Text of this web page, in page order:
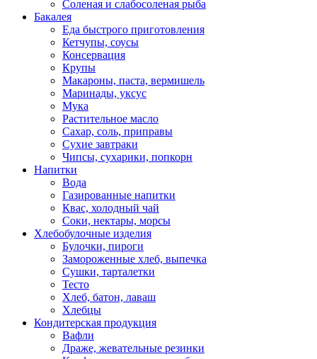
Соленая и слабосоленая рыба
Бакалея
Еда быстрого приготовления
Кетчупы, соусы
Консервация
Крупы
Макароны, паста, вермишель
Маринады, уксус
Мука
Растительное масло
Сахар, соль, приправы
Сухие завтраки
Чипсы, сухарики, попкорн
Напитки
Вода
Газированные напитки
Квас, холодный чай
Соки, нектары, морсы
Хлебобулочные изделия
Булочки, пироги
Замороженные хлеб, выпечка
Сушки, тарталетки
Тесто
Хлеб, батон, лаваш
Хлебцы
Кондитерская продукция
Вафли
Драже, жевательные резинки